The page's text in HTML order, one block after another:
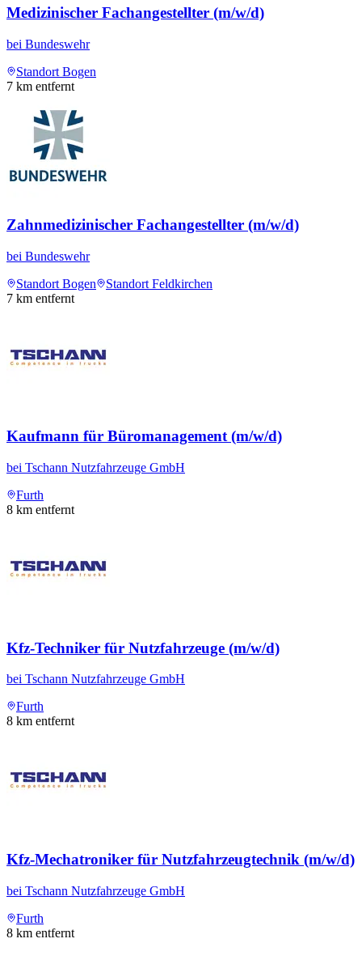
Medizinischer Fachangestellter (m/w/d)
bei Bundeswehr
Standort Bogen
7 km entfernt
Zahnmedizinischer Fachangestellter (m/w/d)
bei Bundeswehr
Standort Bogen
Standort Feldkirchen
7 km entfernt
Kaufmann für Büromanagement (m/w/d)
bei Tschann Nutzfahrzeuge GmbH
Furth
8 km entfernt
Kfz-Techniker für Nutzfahrzeuge (m/w/d)
bei Tschann Nutzfahrzeuge GmbH
Furth
8 km entfernt
Kfz-Mechatroniker für Nutzfahrzeugtechnik (m/w/d)
bei Tschann Nutzfahrzeuge GmbH
Furth
8 km entfernt